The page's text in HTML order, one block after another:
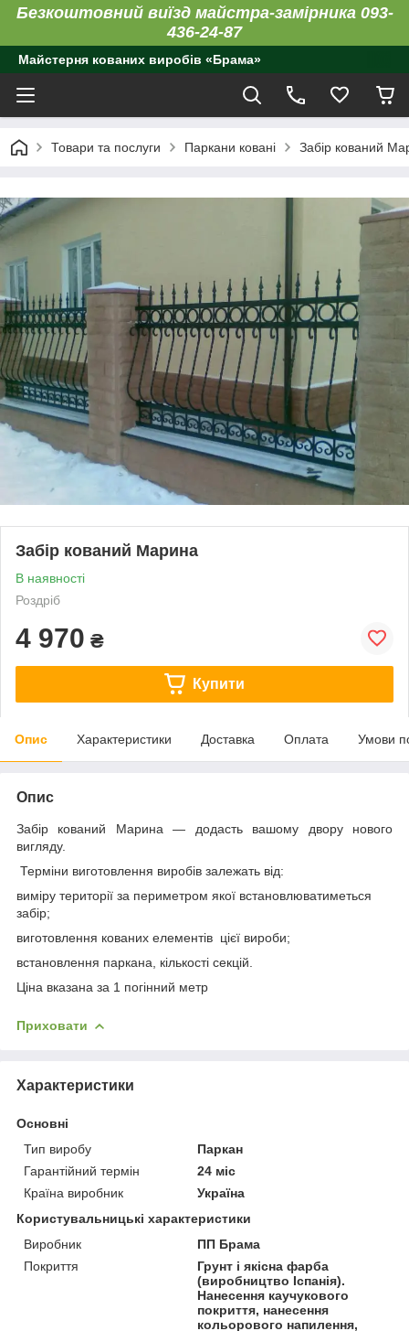
Безкоштовний виїзд майстра-замірника 093-
436-24-87
Майстерня кованих виробів «Брама»
Товари та послуги Паркани ковані Забір кований
Забір кований Марина
В наявності
Роздріб
4 970 ₴
Купити
Опис Характеристики Доставка Оплата Умови
Опис
Забір кований Марина — додасть вашому двору нового
вигляду.
Терміни виготовлення виробів залежать від:
виміру території за периметром якої встановлюватиметься
забір;
виготовлення кованих елементів цієї вироби;
встановлення паркана, кількості секцій.
Ціна вказана за 1 погінний метр
Приховати
Характеристики
Основні
Тип виробу
Паркан
Гарантійний термін
24 міс
Країна виробник
Україна
Користувальницькі характеристики
Виробник
ПП Брама
Покриття
Грунт і якісна фарба
(виробництво Іспанія).
Нанесення каучукового
покриття, нанесення
кольорового напилення,